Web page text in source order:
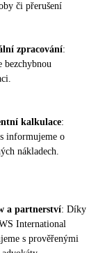
či přerušení
zpracování:
bezchybnou
kalkulace:
informujeme o
nákladech.
a partnerství: Díky
International
s prověřenými